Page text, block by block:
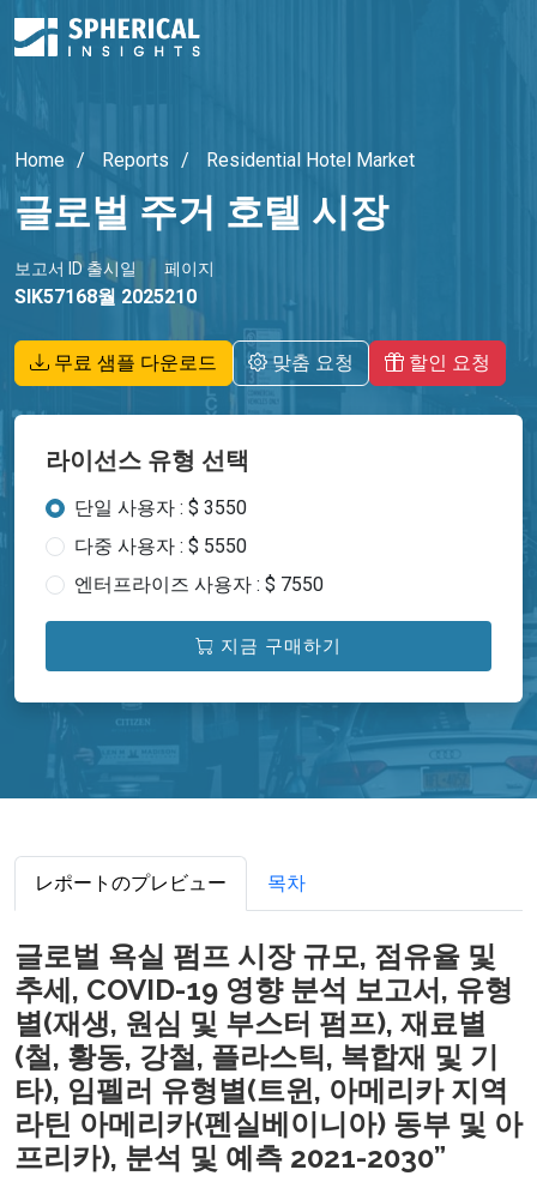
Home Reports Residential Hotel Market
글로벌 주거 호텔 시장
보고서 ID
SIK5716
출시일
8월 2025
페이지
210
무료 샘플 다운로드 맞춤 요청 할인 요청
라이선스 유형 선택
단일 사용자 : $ 3550
다중 사용자 : $ 5550
엔터프라이즈 사용자 : $ 7550
지금 구매하기
レポートのプレビュー 목차
글로벌 욕실 펌프 시장 규모, 점유율 및
추세, COVID-19 영향 분석 보고서, 유형
별(재생, 원심 및 부스터 펌프), 재료별
(철, 황동, 강철, 플라스틱, 복합재 및 기
타), 임펠러 유형별(트윈, 아메리카 지역
라틴 아메리카(펜실베이니아) 동부 및 아
프리카), 분석 및 예측 2021-2030”